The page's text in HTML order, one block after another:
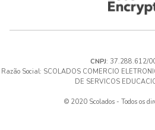
CNPJ: 37.288.612/
Razão Social: SCOLADOS COMERCIO
DE SERVICOS
© 2020 Scolados - Todos os